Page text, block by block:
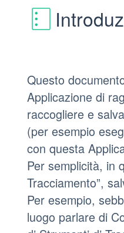
Questo
Applicazione di
raccogliere e
(per esempio
con questa
Per semplicità, in
Tracciamento”,
Per esempio,
luogo parlare di